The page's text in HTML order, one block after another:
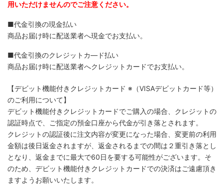
用いただけませんのでご注意ください。
■代金引換の現金払い
商品お届け時に配送業者へ現金でお支払い。
■代金引換のクレジットカ―ド払い
商品お届け時に配送業者へクレジットカードでお支払い。
【デビット機能付きクレジットカード ※（VISAデビットカード等）
のご利用について】
デビット機能付きクレジットカードでご購入の場合、クレジットの
認証時点で、ご指定の預金口座から代金が引き落とされます。
クレジットの認証後に注文内容が変更になった場合、変更前の利用
金額は後日返金されますが、返金されるまでの間は２重引き落とし
となり、返金までに最大で60日を要する可能性がございます。そ
のため、デビット機能付きクレジットカードでの決済はご遠慮頂き
ますようお願いいたします。